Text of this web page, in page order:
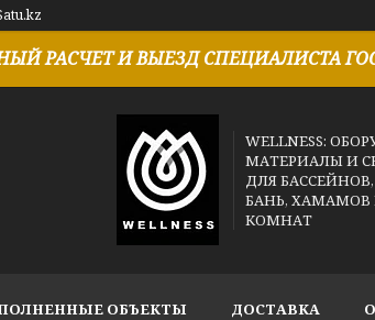
РАСЧЕТ И ВЫЕЗД СПЕЦИАЛИСТА
WELLNESS:
МАТЕРИАЛЫ И
ДЛЯ
БАНЬ,
КОМНАТ
ОБЪЕКТЫ ДОСТАВКА